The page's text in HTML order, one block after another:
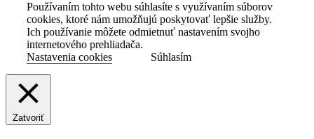
Používaním tohto webu súhlasíte s využívaním súborov
cookies, ktoré nám umožňujú poskytovať lepšie služby.
Ich používanie môžete odmietnuť nastavením svojho
internetového prehliadača.
Nastavenia cookies
Súhlasím
Zatvoriť